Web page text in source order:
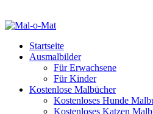
Startseite
Ausmalbilder
Für Erwachsene
Für Kinder
Kostenlose Malbücher
Kostenloses Hunde
Kostenloses Katzen